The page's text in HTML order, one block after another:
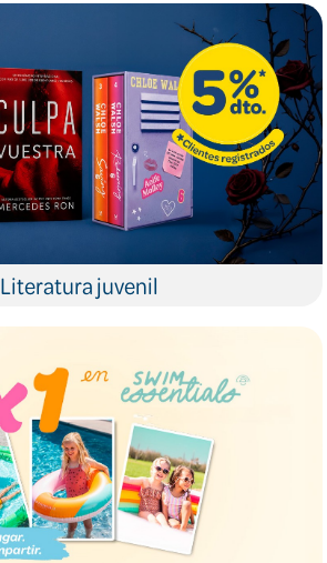
Literatura juvenil